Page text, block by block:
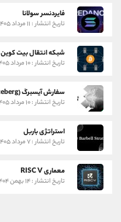
فایردنسر سولانا
تاریخ انتشار : ۱۱ مرداد ۱۴۰۵
شبکه انتقال بیت کوین
تاریخ انتشار : ۱۰ مرداد ۱۴۰۵
سفارش آیسبرگ (Iceberg)
تاریخ انتشار : ۱۰ مرداد ۱۴۰۵
استراتژی باربل
تاریخ انتشار : ۷ مرداد ۱۴۰۵
معماری RISC V
تاریخ انتشار : ۱۴ بهمن ۱۴۰۴